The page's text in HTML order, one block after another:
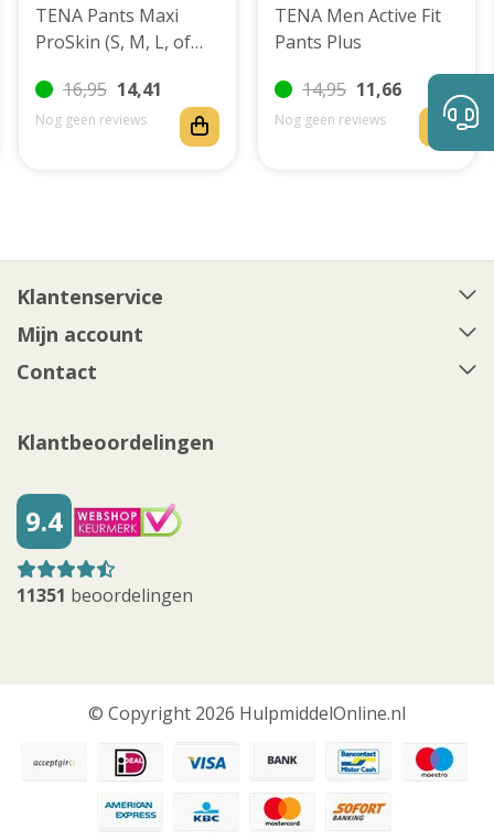
TENA Pants Maxi
ProSkin (S, M, L, of
16,95 14,41
Nog geen reviews
TENA Men Active Fit
Pants Plus
14,95 11,66
Nog geen reviews
Klantenservice
Mijn account
Contact
Klantbeoordelingen
9.4
11351 beoordelingen
© Copyright 2026 HulpmiddelOnline.nl